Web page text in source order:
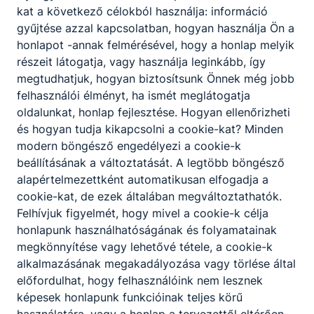
Hegedűs Ferenc
Rétság, Zrínyi utca 7, 2651
Kovács Tibor
Duális Kapcsolattartó
muszakivizsga.net/
1tanuló
Kerék György
Balassagyarmat, Mikszáth Kálmán u. 71,
2660
Kerék György
kat a következő célokból használja: információ
gyűjtése azzal kapcsolatban, hogyan használja Ön a
honlapot -annak felmérésével, hogy a honlap melyik
részeit látogatja, vagy használja leginkább, így
megtudhatjuk, hogyan biztosítsunk Önnek még jobb
felhasználói élményt, ha ismét meglátogatja
oldalunkat, honlap fejlesztése. Hogyan ellenőrizheti
és hogyan tudja kikapcsolni a cookie-kat? Minden
modern böngésző engedélyezi a cookie-k
beállításának a változtatását. A legtöbb böngésző
alapértelmezettként automatikusan elfogadja a
cookie-kat, de ezek általában megváltoztathatók.
Felhívjuk figyelmét, hogy mivel a cookie-k célja
honlapunk használhatóságának és folyamatainak
megkönnyítése vagy lehetővé tétele, a cookie-k
alkalmazásának megakadályozása vagy törlése által
előfordulhat, hogy felhasználóink nem lesznek
képesek honlapunk funkcióinak teljes körű